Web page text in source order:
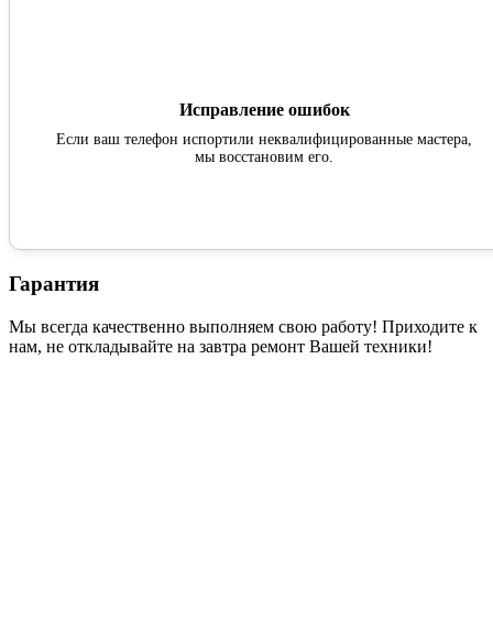
Исправление ошибок
Если ваш телефон испортили неквалифицированные мастера,
мы восстановим его.
Гарантия
Мы всегда качественно выполняем свою работу! Приходите к
нам, не откладывайте на завтра ремонт Вашей техники!